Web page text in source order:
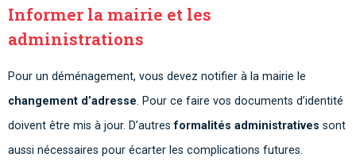
Informer la mairie et les
administrations
Pour un déménagement, vous devez notifier à la mairie le
changement d’adresse. Pour ce faire vos documents d’identité
doivent être mis à jour. D’autresformalités administratives sont
aussi nécessaires pour écarter les complications futures.